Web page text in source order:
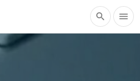
search menu